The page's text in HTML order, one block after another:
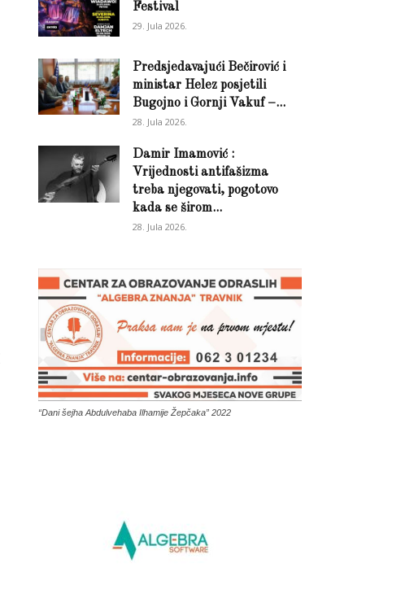
Festival
29. Jula 2026.
Predsjedavajući Bečirović i
ministar Helez posjetili
Bugojno i Gornji Vakuf –...
28. Jula 2026.
Damir Imamović :
Vrijednosti antifašizma
treba njegovati, pogotovo
kada se širom...
28. Jula 2026.
“Dani šejha Abdulvehaba Ilhamije Žepčaka” 2022